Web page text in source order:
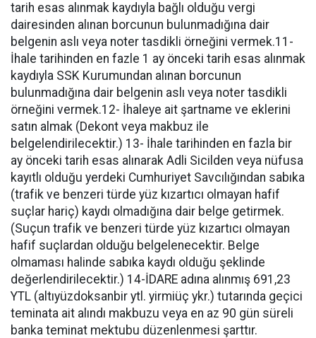
tarih esas alınmak kaydıyla bağlı olduğu vergi
dairesinden alınan borcunun bulunmadığına dair
belgenin aslı veya noter tasdikli örneğini vermek.11-
İhale tarihinden en fazle 1 ay önceki tarih esas alınmak
kaydıyla SSK Kurumundan alınan borcunun
bulunmadığına dair belgenin aslı veya noter tasdikli
örneğini vermek.12- İhaleye ait şartname ve eklerini
satın almak (Dekont veya makbuz ile
belgelendirilecektir.) 13- İhale tarihinden en fazla bir
ay önceki tarih esas alınarak Adli Sicilden veya nüfusa
kayıtlı olduğu yerdeki Cumhuriyet Savcılığından sabıka
(trafik ve benzeri türde yüz kızartıcı olmayan hafif
suçlar hariç) kaydı olmadığına dair belge getirmek.
(Suçun trafik ve benzeri türde yüz kızartıcı olmayan
hafif suçlardan olduğu belgelenecektir. Belge
olmaması halinde sabıka kaydı olduğu şeklinde
değerlendirilecektir.) 14-İDARE adına alınmış 691,23
YTL (altıyüzdoksanbir ytl. yirmiüç ykr.) tutarında geçici
teminata ait alındı makbuzu veya en az 90 gün süreli
banka teminat mektubu düzenlenmesi şarttır.